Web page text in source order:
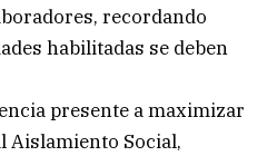
recordando
habilitadas se deben
presente a maximizar
Aislamiento Social,